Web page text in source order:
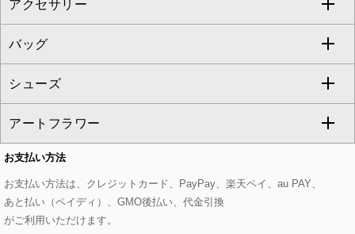
eur3
Maison de CINQ
ベスト・ジレ
パーカー
タンクトップ・キャミソール
スウェット・ジャージー
その他のトップス
その他のワンピース・ドレス
ハーフ・ショート丈パンツ
サロペット・オールインワン
その他のパンツ
ミモレ丈スカート
ショート・ミニ丈スカート
その他のスカート
ノーカラージャケット
セットアップ
セットアップジャケット
セットアップパンツ
セットアップスカート
セットアップワンピース
トレンチコート
ピーコート
ダッフルコート
チェスターコート
モッズコート
ステンカラーコート
すべてのグッズ・小物
マスク
ストール・マフラー・スヌード
ベルト・サスペンダー
帽子
ヘアアクセサリー
アクセサリー
すべてのアクセサリー
ネックレス
ピアス・イヤリング
ブレスレット・バングル
ブローチ・コサージュ
バッグ
すべてのバッグ
トートバッグ
ショルダーバッグ
ボストンバッグ
シューズ
すべてのシューズ
パンプス
スニーカー
アートフラワー
すべてのアートフラワー
ローズ
お支払い方法
お支払い方法は、クレジットカード、PayPay、楽天ペイ、au PAY、
あと払い（ペイディ）、GMO後払い、代金引換
がご利用いただけます。